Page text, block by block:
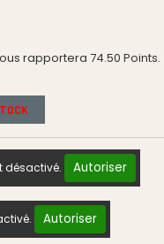
rapportera 74.50 Points.
désactivé. Autoriser
Autoriser